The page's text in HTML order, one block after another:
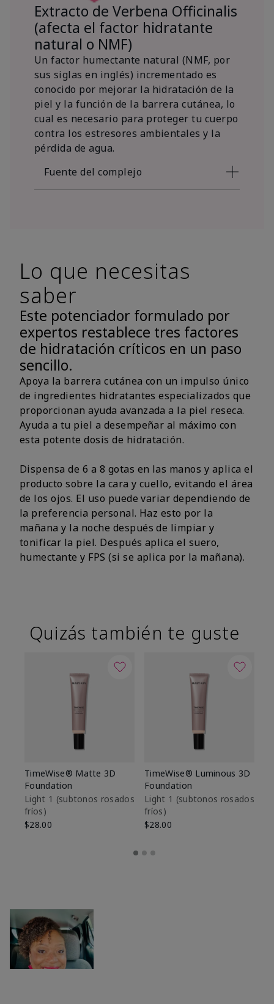
Extracto de Verbena Officinalis
(afecta el factor hidratante
natural o NMF)
Un factor humectante natural (NMF, por
sus siglas en inglés) incrementado es
conocido por mejorar la hidratación de la
piel y la función de la barrera cutánea, lo
cual es necesario para proteger tu cuerpo
contra los estresores ambientales y la
pérdida de agua.
Fuente del complejo
Lo que necesitas
saber
Este potenciador formulado por
expertos restablece tres factores
de hidratación críticos en un paso
sencillo.
Apoya la barrera cutánea con un impulso único
de ingredientes hidratantes especializados que
proporcionan ayuda avanzada a la piel reseca.
Ayuda a tu piel a desempeñar al máximo con
esta potente dosis de hidratación.
Dispensa de 6 a 8 gotas en las manos y aplica el
producto sobre la cara y cuello, evitando el área
de los ojos. El uso puede variar dependiendo de
la preferencia personal. Haz esto por la
mañana y la noche después de limpiar y
tonificar la piel. Después aplica el suero,
humectante y FPS (si se aplica por la mañana).
Quizás también te guste
TimeWise® Matte 3D
Foundation
Light 1​ (subtonos rosados
fríos)
$28.00
TimeWise® Luminous 3D
Foundation
Light 1​ (subtonos rosados
fríos)
$28.00